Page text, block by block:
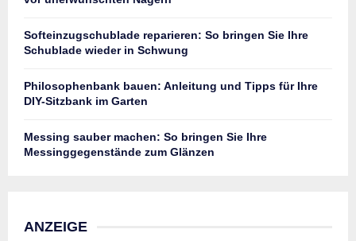
Softeinzugschublade reparieren: So bringen Sie Ihre
Schublade wieder in Schwung
Philosophenbank bauen: Anleitung und Tipps für Ihre
DIY-Sitzbank im Garten
Messing sauber machen: So bringen Sie Ihre
Messinggegenstände zum Glänzen
ANZEIGE